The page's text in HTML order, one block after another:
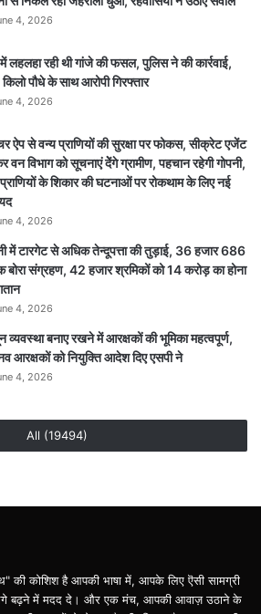
4, 2026
लहलहा रही थी गांजे की फसल, पुलिस ने की कार्रवाई,
पौधे के साथ आरोपी गिरफ्तार
4, 2026
ऐप से वन्य प्राणियों की सुरक्षा पर फोकस, सीक्रेट एजेंट
वन विभाग को सूचनाएं देेंगे ग्रामीण, पहचान रहेगी गोपनी,
के शिकार की घटनाओं पर रोकथाम के लिए नई
4, 2026
में टारगेट से अधिक तेन्दूपत्ता की तुड़ाई, 36 हजार 686
बोरा संग्रहण, 42 हजार श्रमिकों को 14 करोड़ का होना
4, 2026
व्यवस्था बनाए रखने में आरक्षकों की भूमिका महत्वपूर्ण,
आरक्षकों को नियुक्ति आदेश दिए एसपी ने
4, 2026
All (19494)
की कोशिश है आपकी भाषा में, आपके लिए ऎसी सामग्री
बढ़ने में मदद दे। और एक मंच, आपकी आवाज़ उठाने के